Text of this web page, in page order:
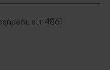
sur 4861